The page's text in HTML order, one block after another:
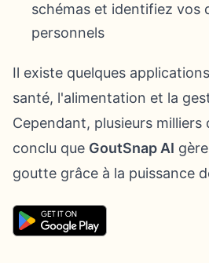
schémas et identifiez vos
personnels
Il existe quelques
santé, l'alimentation et la
Cependant, plusieurs
conclu que GoutSnap AI
goutte grâce à la puissance